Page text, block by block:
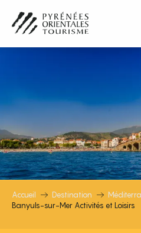
contenu
principal
Accueil Destination
Banyuls-sur-Mer Activités et Loisirs